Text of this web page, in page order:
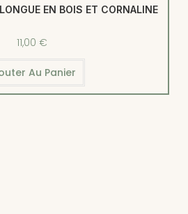
EN BOIS ET CORNALINE
11,00 €
Au Panier